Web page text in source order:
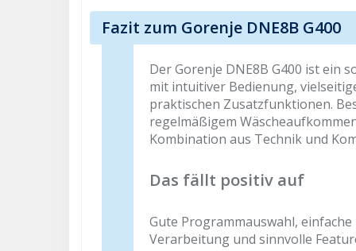
Fazit zum Gorenje DNE8B G400
Der Gorenje DNE8B G400 ist ein
mit intuitiver Bedienung,
praktischen Zusatzfunktionen.
regelmäßigem
Kombination aus Technik und
Das fällt positiv auf
Gute Programmauswahl,
Verarbeitung und sinnvolle